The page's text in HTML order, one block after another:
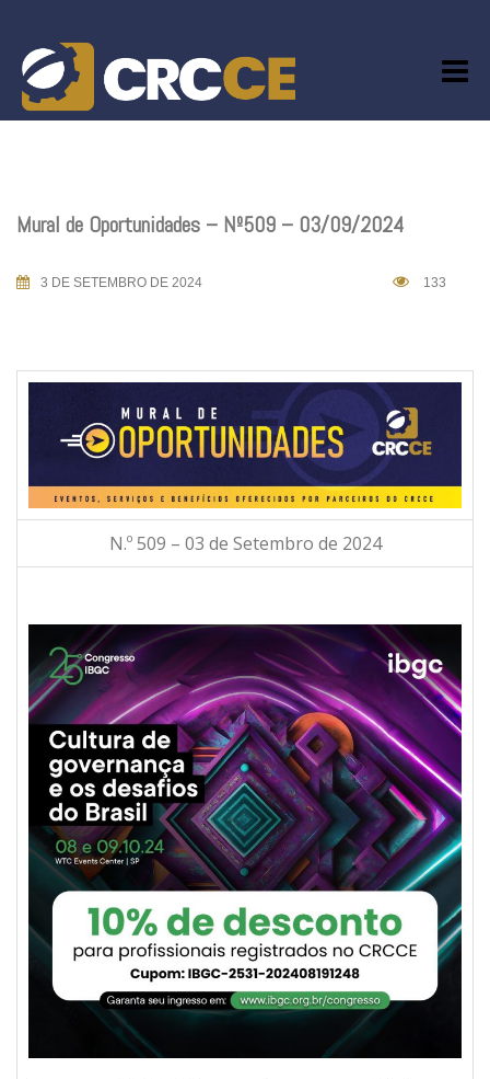
content
Mural de Oportunidades – Nº509 – 03/09/2024
3 DE SETEMBRO DE 2024 133
N.º 509 – 03 de Setembro de 2024